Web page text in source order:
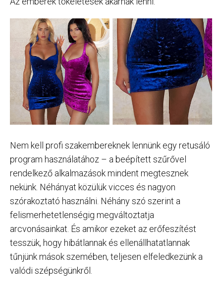
Nem kell profi szakembereknek lennünk egy retusáló
program használatához – a beépített szűrővel
rendelkező alkalmazások mindent megtesznek
nekünk. Néhányat közülük vicces és nagyon
szórakoztató használni. Néhány szó szerint a
felismerhetetlenségig megváltoztatja
arcvonásainkat. És amikor ezeket az erőfeszítést
tesszük, hogy hibátlannak és ellenállhatatlannak
tűnjünk mások szemében, teljesen elfeledkezünk a
valódi szépségünkről.